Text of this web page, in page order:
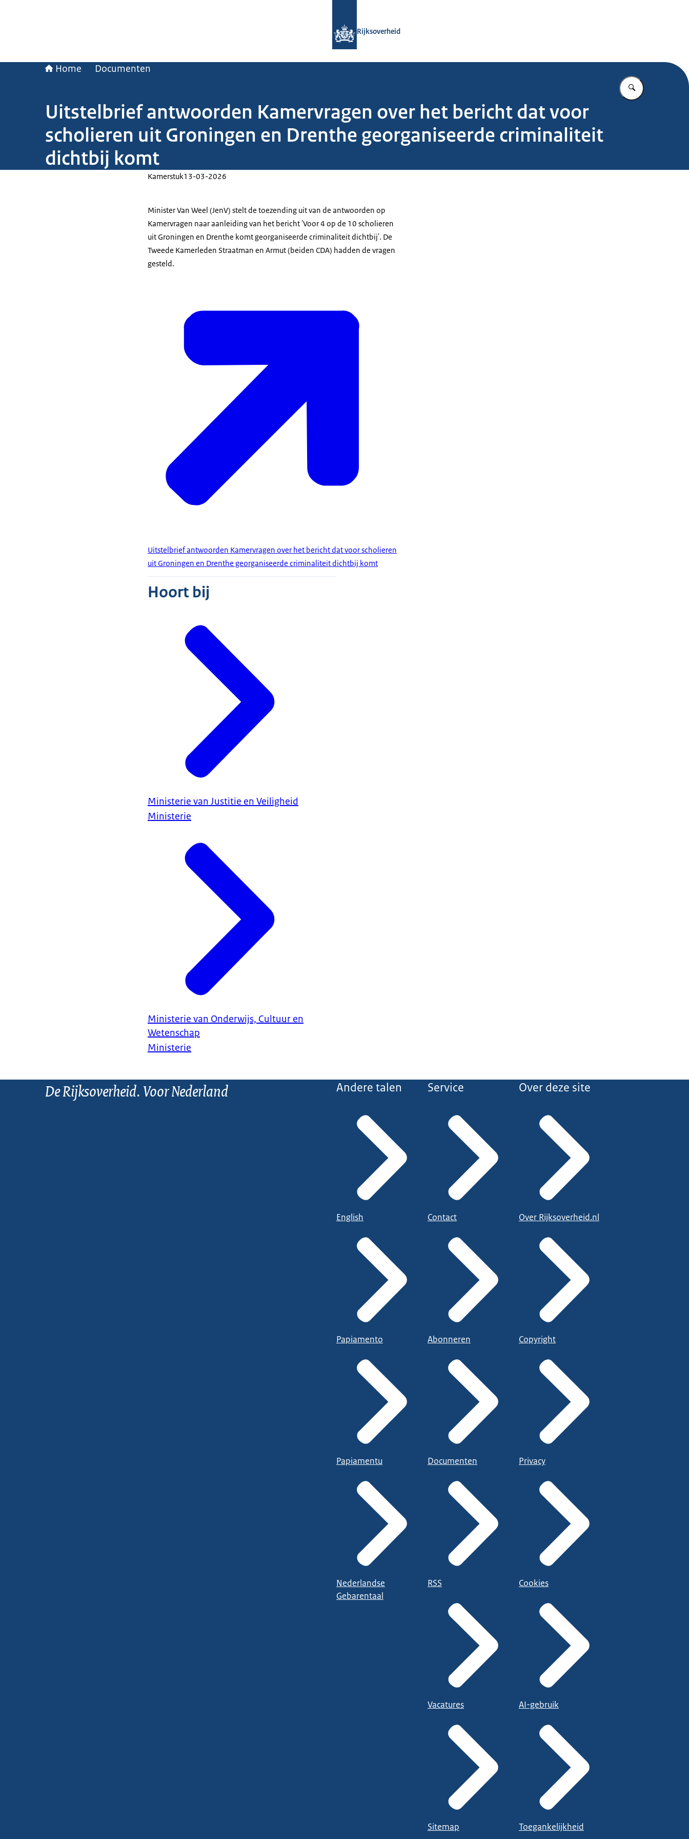
Rijksoverheid
Home Documenten
Vul in wat u
Uitstelbrief antwoorden Kamervragen over het bericht dat voor
scholieren uit Groningen en Drenthe georganiseerde criminaliteit
dichtbij komt
Kamerstuk13-03-2026
Minister Van Weel (JenV) stelt de toezending uit van de antwoorden op
Kamervragen naar aanleiding van het bericht 'Voor 4 op de 10 scholieren
uit Groningen en Drenthe komt georganiseerde criminaliteit dichtbij'. De
Tweede Kamerleden Straatman en Armut (beiden CDA) hadden de vragen
gesteld.
Uitstelbrief antwoorden Kamervragen over het bericht dat voor scholieren
uit Groningen en Drenthe georganiseerde criminaliteit dichtbij komt
Hoort bij
Ministerie van Justitie en Veiligheid
Ministerie
Ministerie van Onderwijs, Cultuur en
Wetenschap
Ministerie
De Rijksoverheid. Voor Nederland Andere talen
English
Papiamento
Papiamentu
Nederlandse
Gebarentaal
Service
Contact
Abonneren
Documenten
RSS
Vacatures
Sitemap
Over deze site
Over Rijksoverheid.nl
Copyright
Privacy
Cookies
AI-gebruik
Toegankelijkheid